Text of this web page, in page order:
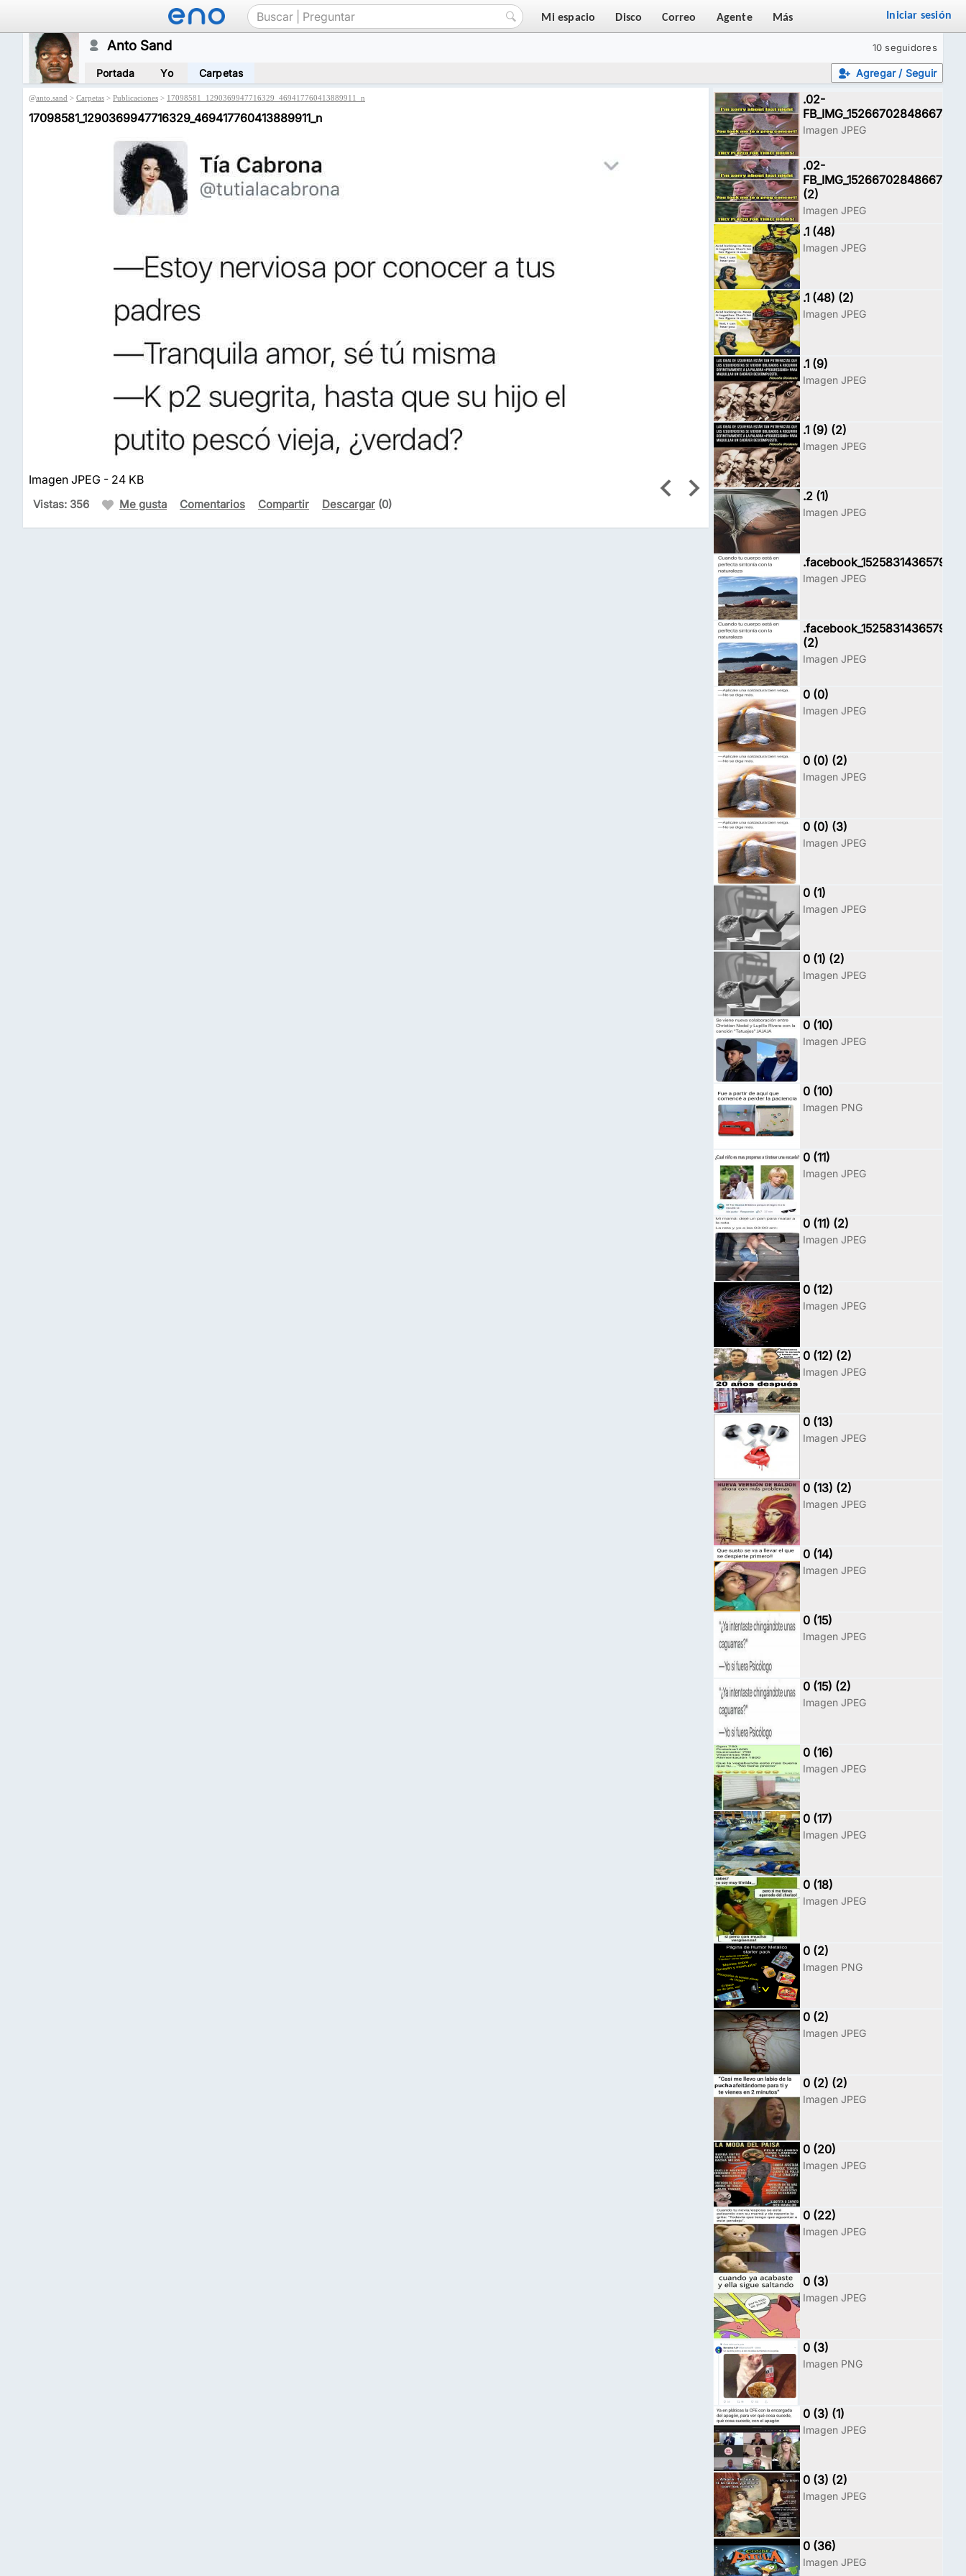
Mi espacio Disco Correo Agente Más Iniciar sesión
10 seguidores
Anto Sand
Agregar / Seguir
Portada Yo Carpetas
@anto.sand > Carpetas > Publicaciones > 17098581_1290369947716329_469417760413889911_n
17098581_1290369947716329_469417760413889911_n
Imagen JPEG - 24 KB
Vistas: 356 Me gusta Comentarios Compartir Descargar (0)
.02-
FB_IMG_15266702848667468
Imagen JPEG
.02-
FB_IMG_15266702848667468
(2)
Imagen JPEG
.1 (48)
Imagen JPEG
.1 (48) (2)
Imagen JPEG
.1 (9)
Imagen JPEG
.1 (9) (2)
Imagen JPEG
.2 (1)
Imagen JPEG
.facebook_1525831436579
Imagen JPEG
.facebook_1525831436579
(2)
Imagen JPEG
0 (0)
Imagen JPEG
0 (0) (2)
Imagen JPEG
0 (0) (3)
Imagen JPEG
0 (1)
Imagen JPEG
0 (1) (2)
Imagen JPEG
0 (10)
Imagen JPEG
0 (10)
Imagen PNG
0 (11)
Imagen JPEG
0 (11) (2)
Imagen JPEG
0 (12)
Imagen JPEG
0 (12) (2)
Imagen JPEG
0 (13)
Imagen JPEG
0 (13) (2)
Imagen JPEG
0 (14)
Imagen JPEG
0 (15)
Imagen JPEG
0 (15) (2)
Imagen JPEG
0 (16)
Imagen JPEG
0 (17)
Imagen JPEG
0 (18)
Imagen JPEG
0 (2)
Imagen PNG
0 (2)
Imagen JPEG
0 (2) (2)
Imagen JPEG
0 (20)
Imagen JPEG
0 (22)
Imagen JPEG
0 (3)
Imagen JPEG
0 (3)
Imagen PNG
0 (3) (1)
Imagen JPEG
0 (3) (2)
Imagen JPEG
0 (36)
Imagen JPEG